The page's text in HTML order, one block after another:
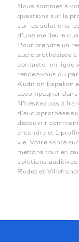
Nous sommes à
questions sur la
sur les solutions
d'une meilleure
Pour prendre un
audioprothésiste à
contacter en ligne
rendez-vous ou
Audition Espalion
accompagner
N'hésitez pas à
d'audioprothèse
découvrir
entendre et à
vie. Votre santé
mettons tout en
solutions auditives
Rodez et